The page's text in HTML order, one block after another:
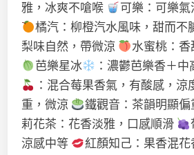
雅，冰爽不嗆喉
可樂：可樂
橘汽：柳橙汽水風味，甜而不
梨味自然，帶微涼
水蜜桃：
芭樂星冰
：濃鬱芭樂香＋中
：混合莓果香氣，有酸感，涼
重，微涼
鐵觀音：茶韻明顯
莉花茶：花香淡雅，口感順滑
涼感中等
紅顏知己：果香混